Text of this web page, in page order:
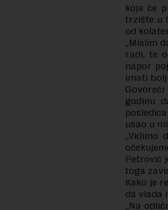
koja će
trzište u
od
„Mislim
radi, te
napor
imati
godinu
ušao u
„Vidimo
Petrović
toga
Kako je
da vlada
„Na